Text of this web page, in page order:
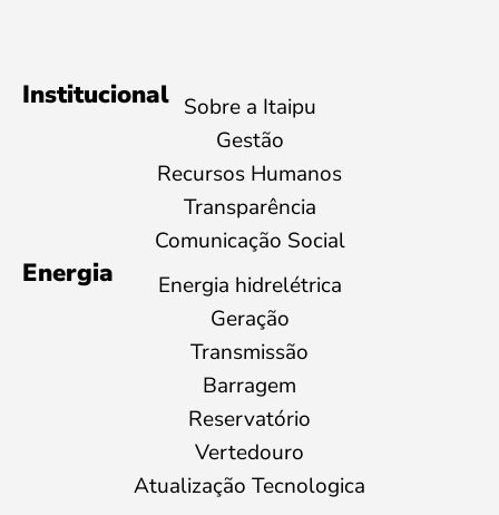
Institucional Sobre a Itaipu
Gestão
Recursos Humanos
Transparência
Comunicação Social
Energia
Energia hidrelétrica
Geração
Transmissão
Barragem
Reservatório
Vertedouro
Atualização Tecnologica